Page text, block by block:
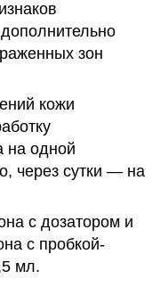
зон
кожи
на одной
через сутки — на
с дозатором и
с пробкой-
мл.